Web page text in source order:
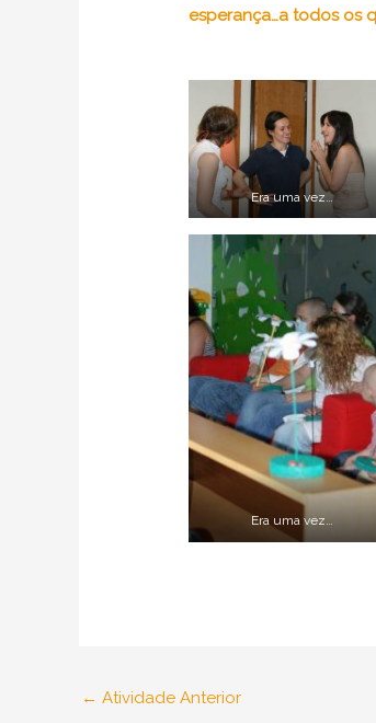
esperança…a todos os
Era uma vez…
Era uma vez…
← Atividade Anterior